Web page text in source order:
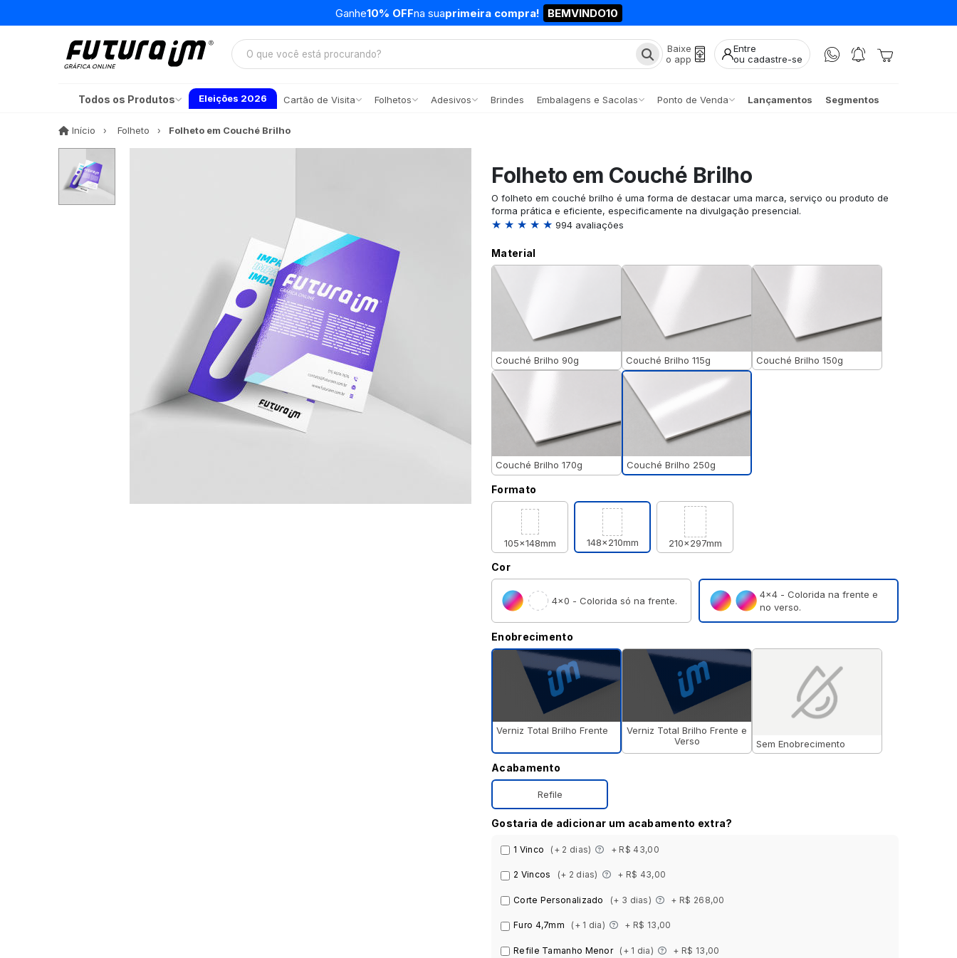
Ganhe10% OFFna suaprimeira compra! BEMVINDO10
Baixe
o app
Entre
ou cadastre-se
Todos os Produtos Eleições 2026 Cartão de Visita Folhetos Adesivos Brindes Embalagens e Sacolas Ponto de Venda Lançamentos Segmentos
Início InícioFolheto Folheto em Couché Brilho
Folheto em Couché Brilho
O folheto em couché brilho é uma forma de destacar uma marca, serviço ou produto de
forma prática e eficiente, especificamente na divulgação presencial.
★ ★ ★ ★ ★ 994 avaliações
Material
Couché Brilho 90g Couché Brilho 115g Couché Brilho 150g
Couché Brilho 170g Couché Brilho 250g
Formato
105x148mm 148x210mm 210x297mm
Cor
4×0 - Colorida só na frente.
4×4 - Colorida na frente e
no verso.
Enobrecimento
Verniz Total Brilho Frente
Verniz Total Brilho Frente e
Verso
Sem Enobrecimento
Acabamento
Refile
Gostaria de adicionar um acabamento extra?
1 Vinco (+ 2 dias) + R$ 43,00
2 Vincos (+ 2 dias) + R$ 43,00
Corte Personalizado (+ 3 dias) + R$ 268,00
Furo 4,7mm (+ 1 dia) + R$ 13,00
Refile Tamanho Menor (+ 1 dia) + R$ 13,00